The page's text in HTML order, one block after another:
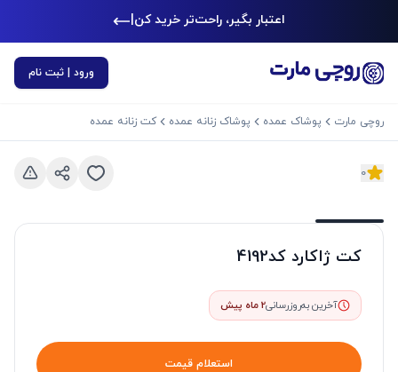
اعتبار بگیر، راحت‌تر خرید کن
ورود | ثبت نام
روچی مارت پوشاک عمده پوشاک زنانه عمده کت زنانه عمده
0
کت ژاکارد کد4192
آخرین به‌روزرسانی2 ماه پیش
استعلام قیمت